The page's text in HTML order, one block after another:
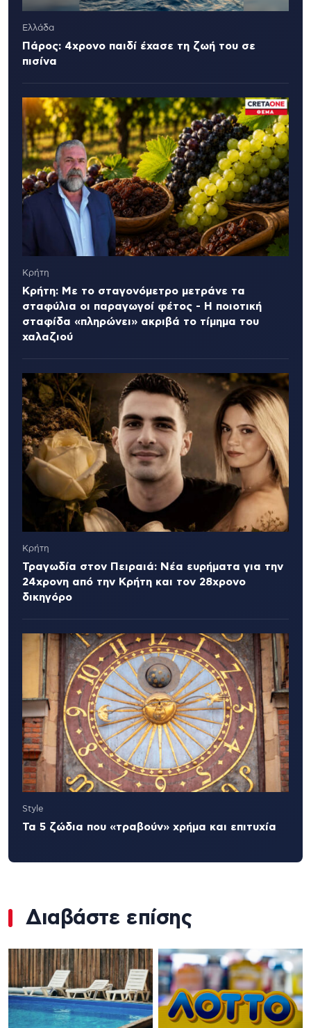
Ελλάδα
Πάρος: 4χρονο παιδί έχασε τη ζωή του σε
πισίνα
Κρήτη
Κρήτη: Με το σταγονόμετρο μετράνε τα
σταφύλια οι παραγωγοί φέτος - Η ποιοτική
σταφίδα «πληρώνει» ακριβά το τίμημα του
χαλαζιού
Κρήτη
Τραγωδία στον Πειραιά: Νέα ευρήματα για την
24χρονη από την Κρήτη και τον 28χρονο
δικηγόρο
Style
Τα 5 ζώδια που «τραβούν» χρήμα και επιτυχία
Διαβάστε επίσης